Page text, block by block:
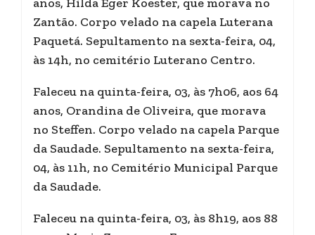
Zantão. Corpo velado na capela Luterana
Paquetá. Sepultamento na sexta-feira, 04,
às 14h, no cemitério Luterano Centro.
Faleceu na quinta-feira, 03, às 7h06, aos 64
anos, Orandina de Oliveira, que morava
no Steffen. Corpo velado na capela Parque
da Saudade. Sepultamento na sexta-feira,
04, às 11h, no Cemitério Municipal Parque
da Saudade.
Faleceu na quinta-feira, 03, às 8h19, aos 88